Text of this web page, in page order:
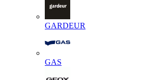
GARDEUR
GAS